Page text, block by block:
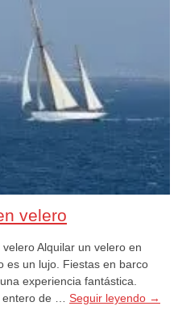
velero
Alquilar un velero en
es un lujo. Fiestas en barco
experiencia fantástica.
entero de … Seguir leyendo →